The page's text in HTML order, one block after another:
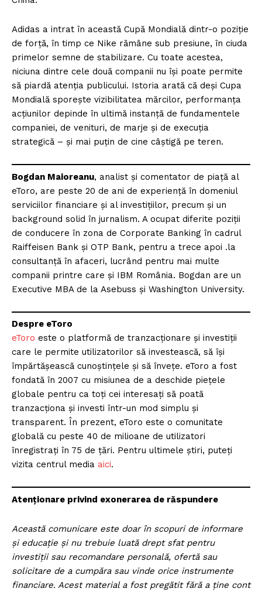
Adidas a intrat în această Cupă Mondială dintr-o poziție
de forță, în timp ce Nike rămâne sub presiune, în ciuda
primelor semne de stabilizare. Cu toate acestea,
niciuna dintre cele două companii nu își poate permite
să piardă atenția publicului. Istoria arată că deși Cupa
Mondială sporește vizibilitatea mărcilor, performanța
acțiunilor depinde în ultimă instanță de fundamentele
companiei, de venituri, de marje și de execuția
strategică – și mai puțin de cine câștigă pe teren.
Bogdan Maioreanu, analist și comentator de piață al
eToro, are peste 20 de ani de experiență în domeniul
serviciilor financiare și al investițiilor, precum și un
background solid în jurnalism. A ocupat diferite poziții
de conducere în zona de Corporate Banking în cadrul
Raiffeisen Bank și OTP Bank, pentru a trece apoi .la
consultanță în afaceri, lucrând pentru mai multe
companii printre care și IBM România. Bogdan are un
Executive MBA de la Asebuss și Washington University.
Despre eToro
eToro este o platformă de tranzacționare și investiții
care le permite utilizatorilor să investească, să își
împărtășească cunoștințele și să învețe. eToro a fost
fondată în 2007 cu misiunea de a deschide piețele
globale pentru ca toți cei interesați să poată
tranzacționa și investi într-un mod simplu și
transparent. În prezent, eToro este o comunitate
globală cu peste 40 de milioane de utilizatori
înregistrați în 75 de țări. Pentru ultimele știri, puteți
vizita centrul media aici.
Atenționare privind exonerarea de răspundere
Această comunicare este doar în scopuri de informare
și educație și nu trebuie luată drept sfat pentru
investiții sau recomandare personală, ofertă sau
solicitare de a cumpăra sau vinde orice instrumente
financiare. Acest material a fost pregătit fără a ține cont